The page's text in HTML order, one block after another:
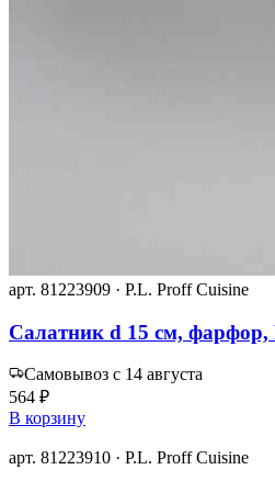
арт. 81223909 · P.L. Proff Cuisine
Салатник d 15 см, фарфор,
Самовывоз с 14 августа
564 ₽
В корзину
арт. 81223910 · P.L. Proff Cuisine